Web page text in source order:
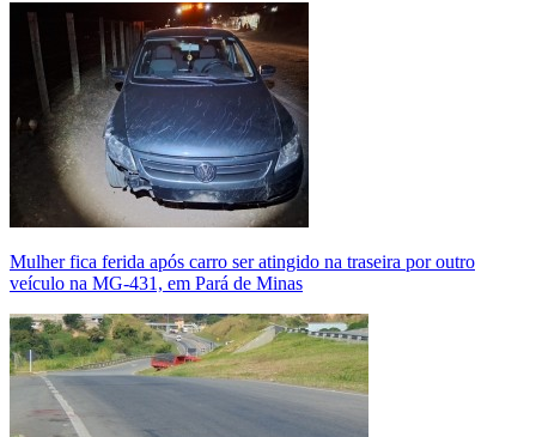
Mulher fica ferida após carro ser atingido na traseira por outro
veículo na MG-431, em Pará de Minas